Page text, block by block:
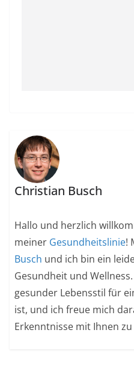
Christian Busch
Hallo und herzlich
meiner Gesundheitslinie!
Busch und ich bin ein
Gesundheit und
gesunder Lebensstil für
ist, und ich freue mich
Erkenntnisse mit Ihnen